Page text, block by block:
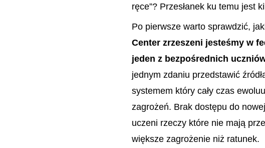
ręce”? Przesłanek ku temu jest
Po pierwsze warto sprawdzić,
Center zrzeszeni jesteśmy w
jeden z bezpośrednich
jednym zdaniu przedstawić
systemem który cały czas
zagrożeń. Brak dostępu do
uczeni rzeczy które nie mają
większe zagrożenie niż ratunek.